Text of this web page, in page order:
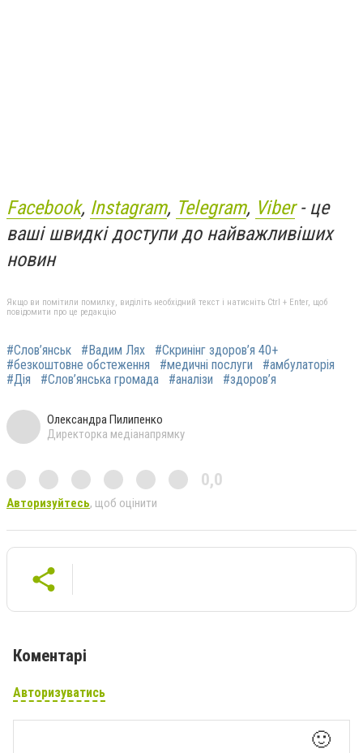
Facebook, Instagram, Telegram, Viber- це
ваші швидкі доступи до найважливіших
новин
Якщо ви помітили помилку, виділіть необхідний текст і натисніть Ctrl + Enter, щоб
повідомити про це редакцію
#Слов’янськ #Вадим Лях
#Скринінг здоров’я 40+
#безкоштовне обстеження
#медичні послуги
#амбулаторія
#Дія
#Слов’янська громада #аналізи #здоров’я
Олександра Пилипенко
Директорка медіанапрямку
0,0
Авторизуйтесь, щоб оцінити
Коментарі
Авторизуватись
🙂